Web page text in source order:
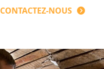
CONTACTEZ-NOUS